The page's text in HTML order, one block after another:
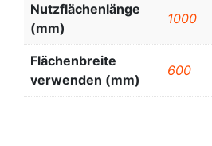
Nutzflächenlänge
(mm)
1000
Flächenbreite
verwenden (mm)
600